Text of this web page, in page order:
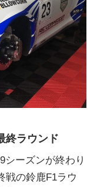
終ラウンド
シーズンが終わり
戦の鈴鹿F1ラウ